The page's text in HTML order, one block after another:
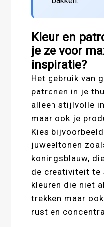
Kleur en
je ze voor
inspiratie?
Het gebruik van
patronen in je
alleen stijlvolle
maar ook je
Kies
juweeltonen
koningsblauw,
de creativiteit te
kleuren die niet
trekken maar
rust en